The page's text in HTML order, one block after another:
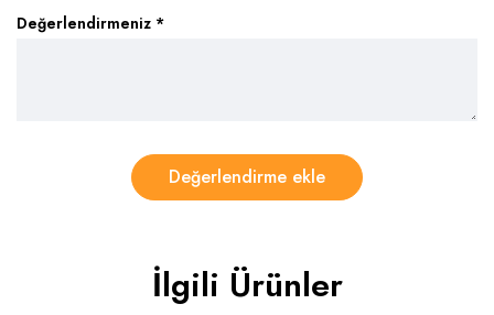
Değerlendirmeniz *
İlgili Ürünler